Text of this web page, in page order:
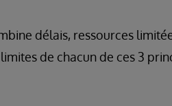
délais, ressources
de chacun de ces 3